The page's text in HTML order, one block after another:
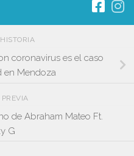
coronavirus es el caso
en Mendoza
de Abraham Mateo Ft.
G